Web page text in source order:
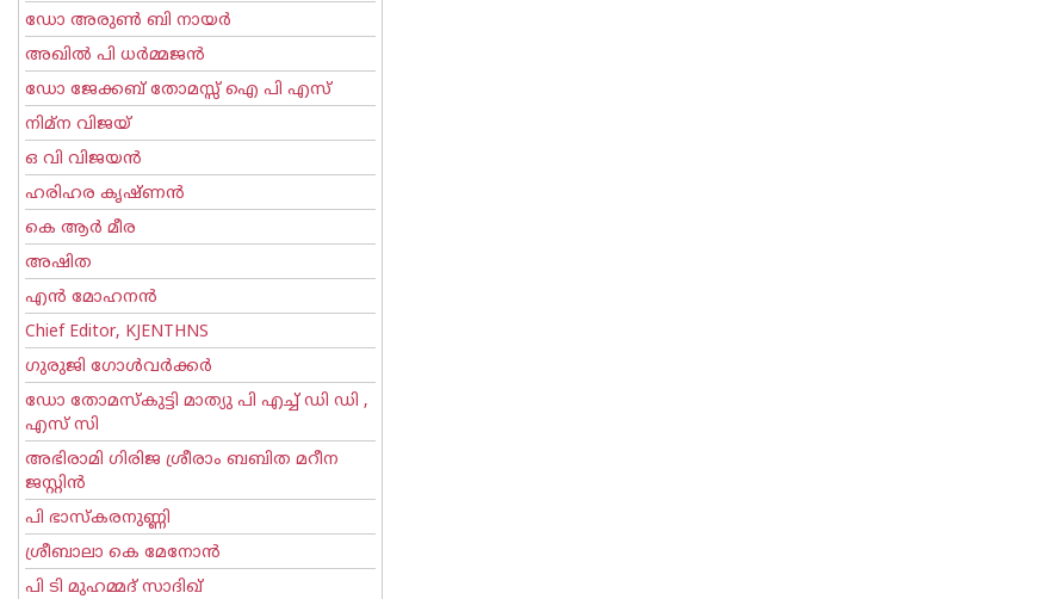
ഡോ അരുണ്‍ ബി നായര്‍
അഖില്‍ പി ധര്‍മ്മജന്‍
ഡോ ജേക്കബ് തോമസ്സ് ഐ പി എസ്
നിമ്ന വിജയ്
ഒ വി വിജയന്‍
ഹരിഹര കൃഷ്ണൻ
കെ ആര്‍ മീര
അഷിത
എന്‍ മോഹനന്‍
Chief Editor, KJENTHNS
ഗുരുജി ഗോള്‍‌വര്‍ക്കര്‍
ഡോ തോമസ്കുട്ടി മാത്യു പി എച്ച് ഡി ഡി ,
എസ് സി
അഭിരാമി ഗിരിജ ശ്രീരാം ബബിത മറീന
ജസ്റ്റിന്‍
പി ഭാസ്കരനുണ്ണി
ശ്രീബാലാ കെ മേനോന്‍
പി ടി മുഹമ്മദ് സാദിഖ്‌